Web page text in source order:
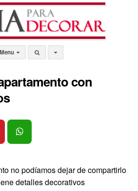
Menu
con
no podíamos dejar de compartirlo
detalles decorativos